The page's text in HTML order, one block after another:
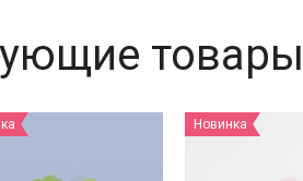
Новинка